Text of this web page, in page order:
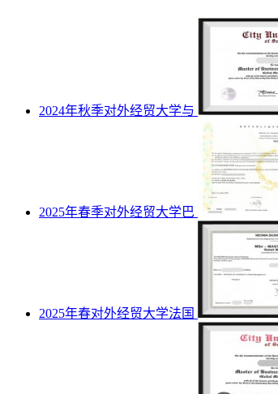
2024年秋季对外经贸大学与
2025年春季对外经贸大学巴
2025年春对外经贸大学法国